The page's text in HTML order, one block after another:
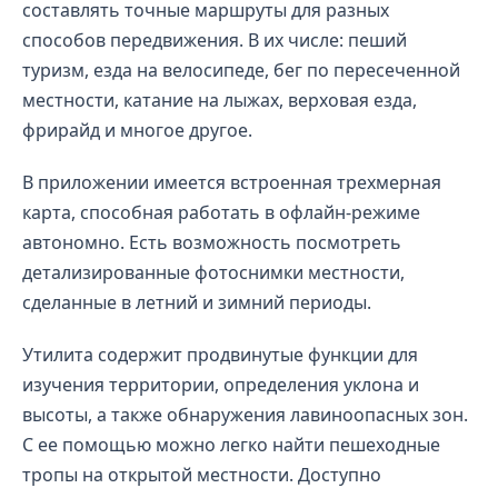
составлять точные маршруты для разных
способов передвижения. В их числе: пеший
туризм, езда на велосипеде, бег по пересеченной
местности, катание на лыжах, верховая езда,
фрирайд и многое другое.
В приложении имеется встроенная трехмерная
карта, способная работать в офлайн-режиме
автономно. Есть возможность посмотреть
детализированные фотоснимки местности,
сделанные в летний и зимний периоды.
Утилита содержит продвинутые функции для
изучения территории, определения уклона и
высоты, а также обнаружения лавиноопасных зон.
С ее помощью можно легко найти пешеходные
тропы на открытой местности. Доступно